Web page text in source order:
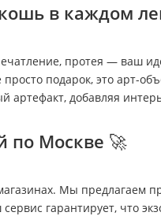
в каждом
протея — ваш
подарок, это арт-
добавляя
по Москве 🚀
Мы предлагаем
гарантирует, что